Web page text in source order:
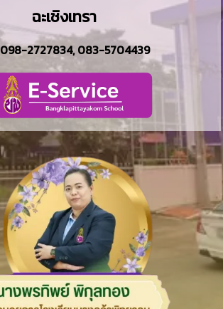
ฉะเชิงเทรา
098-2727834,083-5704439